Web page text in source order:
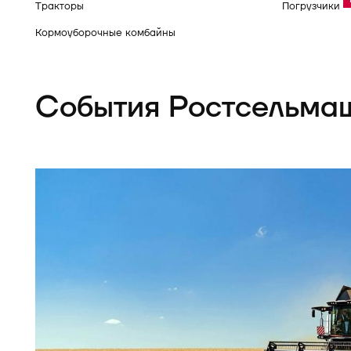
Тракторы
Кормоуборочные комбайны
Погрузчики
События